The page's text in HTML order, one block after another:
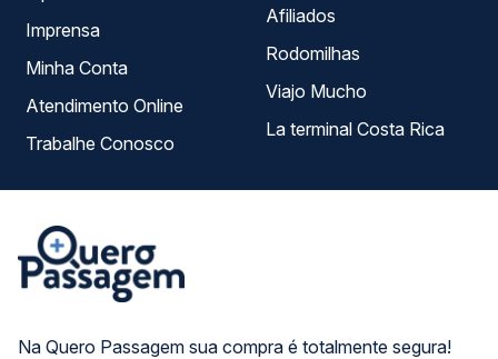
Na Quero Passagem sua compra é totalmente segura!
Imprensa
Minha Conta
Atendimento Online
Trabalhe Conosco
Afiliados
Rodomilhas
Viajo Mucho
La terminal Costa Rica